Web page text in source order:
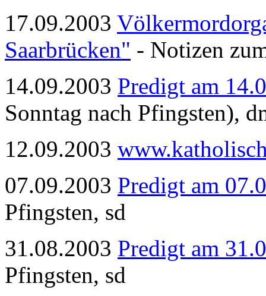
17.09.2003
Saarbrücken" - Notizen
14.09.2003 Predigt am
Sonntag nach Pfingsten),
12.09.2003
07.09.2003 Predigt am
Pfingsten, sd
31.08.2003 Predigt am
Pfingsten, sd